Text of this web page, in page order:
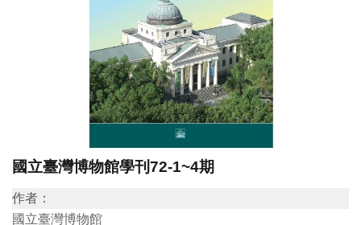
覽
資
訊
國立臺灣博物館學刊72-1~4期
作者：
國立臺灣博物館